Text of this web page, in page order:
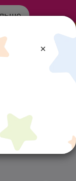
Демодоступ
×